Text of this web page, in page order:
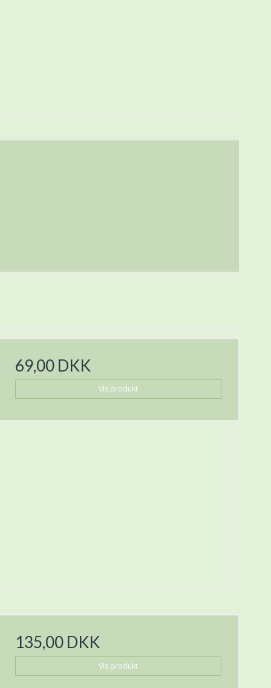
69,00 DKK
Vis produkt
135,00 DKK
Vis produkt